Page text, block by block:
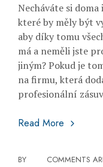
Necháváte si
které by měly být
aby díky tomu
má a neměli jste
jiným? Pokud je
na firmu, která
profesionální
S moderními
Read More
BY COMMENTS